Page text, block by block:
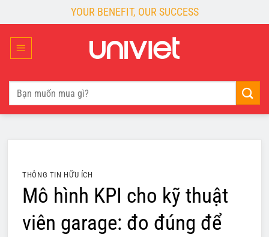
to
content
YOUR BENEFIT, OUR SUCCESS
Tìm
kiếm:
THÔNG TIN HỮU ÍCH
Mô hình KPI cho kỹ thuật
viên garage: đo đúng để